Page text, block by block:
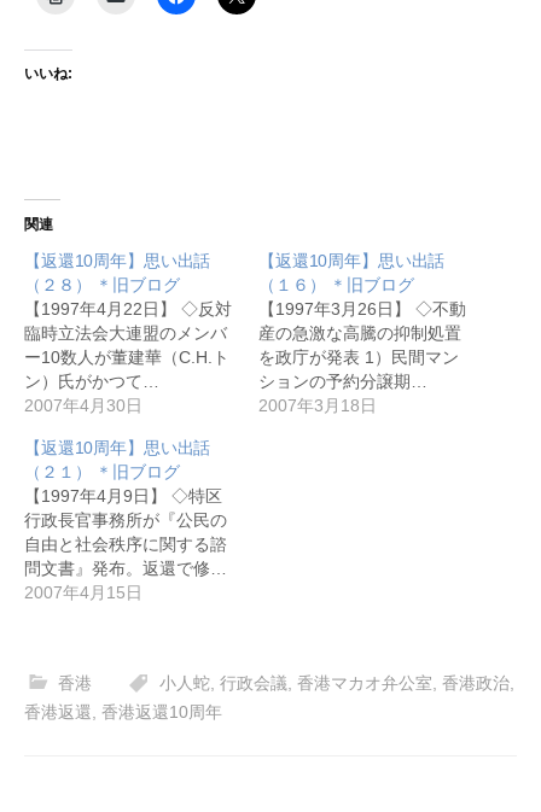
いいね:
関連
【返還10周年】思い出話
（２８） ＊旧ブログ
【1997年4月22日】 ◇反対
臨時立法会大連盟のメンバ
ー10数人が董建華（C.H.ト
ン）氏がかつて…
2007年4月30日
【返還10周年】思い出話
（１６） ＊旧ブログ
【1997年3月26日】 ◇不動
産の急激な高騰の抑制処置
を政庁が発表 1）民間マン
ションの予約分譲期…
2007年3月18日
【返還10周年】思い出話
（２１） ＊旧ブログ
【1997年4月9日】 ◇特区
行政長官事務所が『公民の
自由と社会秩序に関する諮
問文書』発布。返還で修…
2007年4月15日
香港 小人蛇 行政会議 香港マカオ弁公室 香港政治
香港返還 香港返還10周年